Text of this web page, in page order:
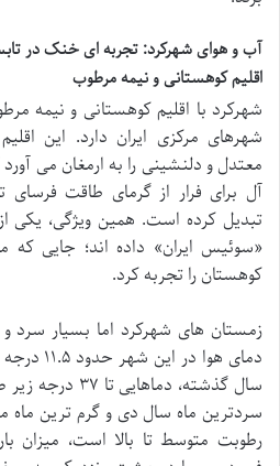
آب و هوای شهرکرد: تجربه ای خنک در
اقلیم کوهستانی و نیمه مرطوب
شهرکرد با اقلیم کوهستانی و نیمه
شهرهای مرکزی ایران دارد. این
معتدل و دلنشینی را به ارمغان می
آل برای فرار از گرمای طاقت فرسای
تبدیل کرده است. همین ویژگی، یکی
«سوئیس ایران» داده اند؛ جایی که
کوهستان را تجربه کرد.
زمستان های شهرکرد اما بسیار سرد
سال گذشته،
سردترین ماه سال دی و گرم ترین ماه
رطوبت متوسط تا بالا است،